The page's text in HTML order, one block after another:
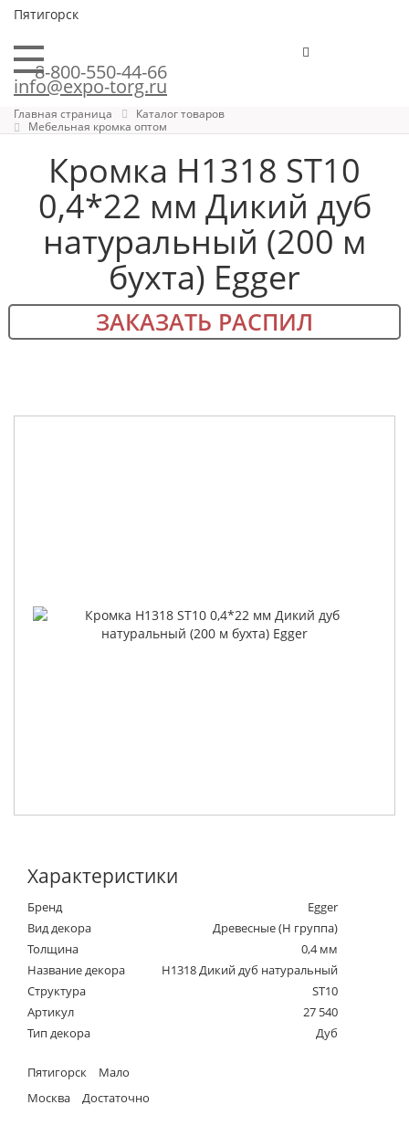
Пятигорск
8-800-550-44-66
info@expo-torg.ru
Главная страница
Каталог товаров
Мебельная кромка оптом
Кромка H1318 ST10
0,4*22 мм Дикий дуб
натуральный (200 м
бухта) Egger
ЗАКАЗАТЬ РАСПИЛ
Характеристики
Бренд
Egger
Вид декора
Древесные (Н группа)
Толщина
0,4 мм
Название декора
H1318 Дикий дуб натуральный
Структура
ST10
Артикул
27 540
Тип декора
Дуб
Пятигорск
Мало
Москва
Достаточно